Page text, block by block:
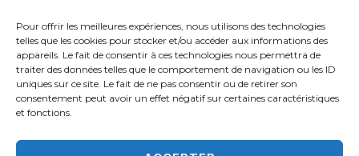
Pour offrir les meilleures expériences, nous utilisons des technologies
telles que les cookies pour stocker et/ou accéder aux informations des
appareils. Le fait de consentir à ces technologies nous permettra de
traiter des données telles que le comportement de navigation ou les ID
uniques sur ce site. Le fait de ne pas consentir ou de retirer son
consentement peut avoir un effet négatif sur certaines caractéristiques
et fonctions.